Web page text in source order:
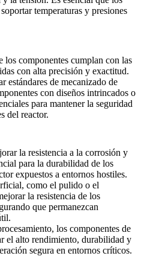
temperaturas y presiones
los componentes cumplan con las
con alta precisión y exactitud.
estándares de mecanizado de
con diseños intrincados o
para mantener la seguridad
del reactor.
la resistencia a la corrosión y
para la durabilidad de los
expuestos a entornos hostiles.
, como el pulido o el
la resistencia de los
que permanezcan
los componentes de
el alto rendimiento, durabilidad y
segura en entornos críticos.